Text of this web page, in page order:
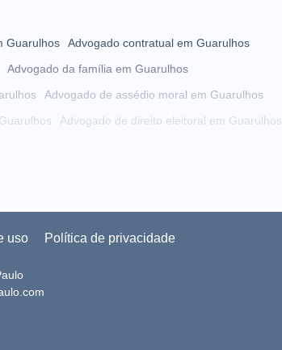
Guarulhos
Advogado contratual em Guarulhos
Advogado da família em Guarulhos
Advogado de assédio moral em Guarulhos
Advogado de direito eleitoral em Guarulhos
em Guarulhos
uso Política de privacidade